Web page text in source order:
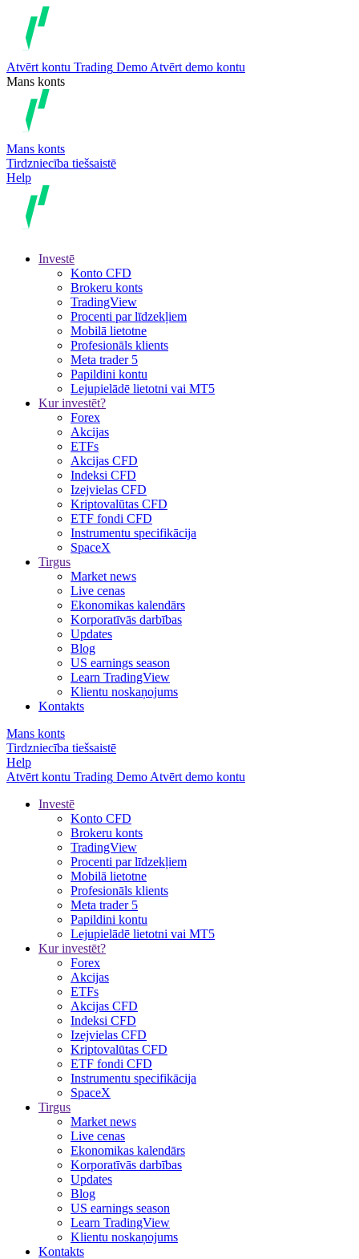
Atvērt kontu Trading Demo Atvērt demo kontu
Mans konts
Mans konts
Tirdzniecība tiešsaistē
Help
Investē
Konto CFD
Brokeru konts
TradingView
Procenti par līdzekļiem
Mobilā lietotne
Profesionāls klients
Meta trader 5
Papildini kontu
Lejupielādē lietotni vai MT5
Kur investēt?
Forex
Akcijas
ETFs
Akcijas CFD
Indeksi CFD
Izejvielas CFD
Kriptovalūtas CFD
ETF fondi CFD
Instrumentu specifikācija
SpaceX
Tirgus
Market news
Live cenas
Ekonomikas kalendārs
Korporatīvās darbības
Updates
Blog
US earnings season
Learn TradingView
Klientu noskaņojums
Kontakts
Mans konts
Tirdzniecība tiešsaistē
Help
Atvērt kontu Trading Demo Atvērt demo kontu
Investē
Konto CFD
Brokeru konts
TradingView
Procenti par līdzekļiem
Mobilā lietotne
Profesionāls klients
Meta trader 5
Papildini kontu
Lejupielādē lietotni vai MT5
Kur investēt?
Forex
Akcijas
ETFs
Akcijas CFD
Indeksi CFD
Izejvielas CFD
Kriptovalūtas CFD
ETF fondi CFD
Instrumentu specifikācija
SpaceX
Tirgus
Market news
Live cenas
Ekonomikas kalendārs
Korporatīvās darbības
Updates
Blog
US earnings season
Learn TradingView
Klientu noskaņojums
Kontakts